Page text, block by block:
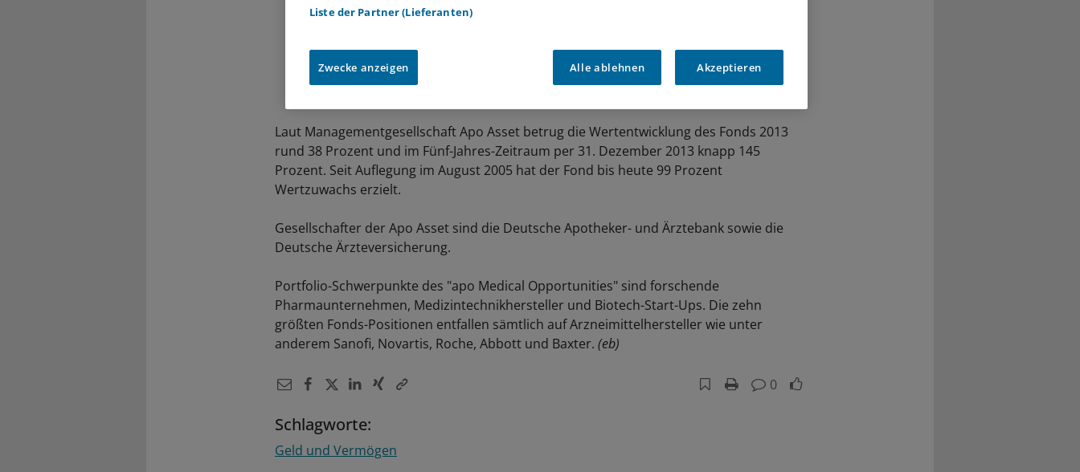
Laut Managementgesellschaft Apo Asset betrug die Wertentwicklung des Fonds 2013
rund 38 Prozent und im Fünf-Jahres-Zeitraum per 31. Dezember 2013 knapp 145
Prozent. Seit Auflegung im August 2005 hat der Fond bis heute 99 Prozent
Wertzuwachs erzielt.
Gesellschafter der Apo Asset sind die Deutsche Apotheker- und Ärztebank sowie die
Deutsche Ärzteversicherung.
Portfolio-Schwerpunkte des "apo Medical Opportunities" sind forschende
Pharmaunternehmen, Medizintechnikhersteller und Biotech-Start-Ups. Die zehn
größten Fonds-Positionen entfallen sämtlich auf Arzneimittelhersteller wie unter
anderem Sanofi, Novartis, Roche, Abbott und Baxter. (eb)
0
Schlagworte:
Geld und Vermögen
Liste der Partner (Lieferanten)
Zwecke anzeigen Alle ablehnen Akzeptieren